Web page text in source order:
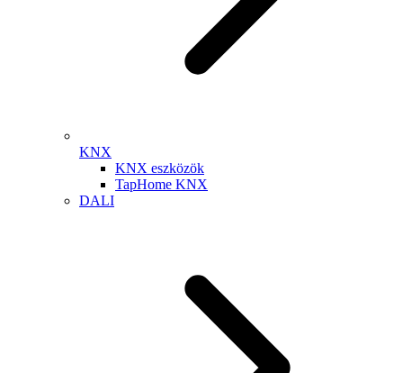
KNX
KNX eszközök
TapHome KNX
DALI